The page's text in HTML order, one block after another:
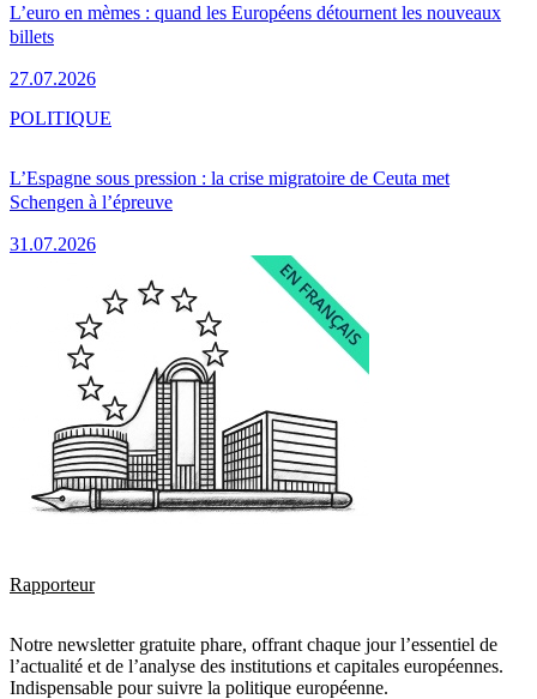
L’euro en mèmes : quand les Européens détournent les nouveaux
billets
27.07.2026
L’Espagne sous pression : la crise migratoire de Ceuta met
Schengen à l’épreuve
31.07.2026
POLITIQUE
Rapporteur
Notre newsletter gratuite phare, offrant chaque jour l’essentiel de
l’actualité et de l’analyse des institutions et capitales européennes.
Indispensable pour suivre la politique européenne.